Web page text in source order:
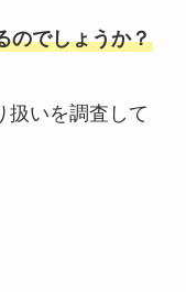
のでしょうか？
扱いを調査して